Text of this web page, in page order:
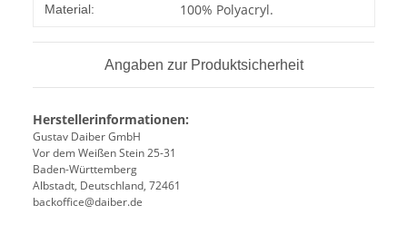
Produkteigenschaft
Wert
Material: 100% Polyacryl.
Angaben zur Produktsicherheit
Herstellerinformationen:
Gustav Daiber GmbH
Vor dem Weißen Stein 25-31
Baden-Württemberg
Albstadt, Deutschland, 72461
backoffice@daiber.de